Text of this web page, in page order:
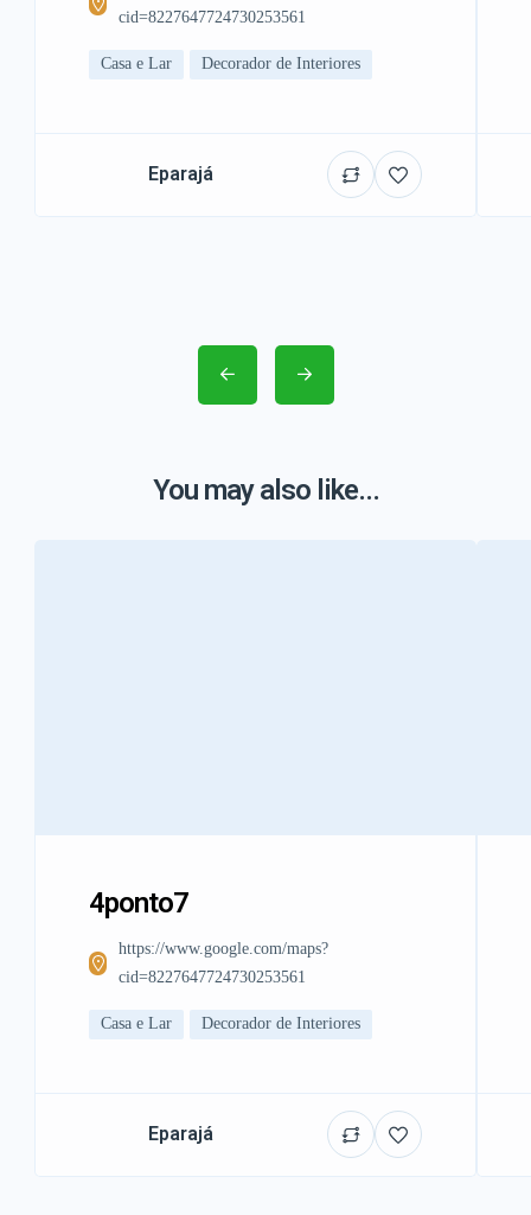
cid=8227647724730253561
Casa e Lar Decorador de Interiores
Eparajá
You may also like...
4ponto7
https://www.google.com/maps?
cid=8227647724730253561
Casa e Lar Decorador de Interiores
Eparajá